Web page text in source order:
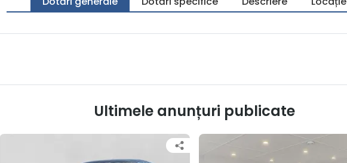
Ultimele anunțuri publicate